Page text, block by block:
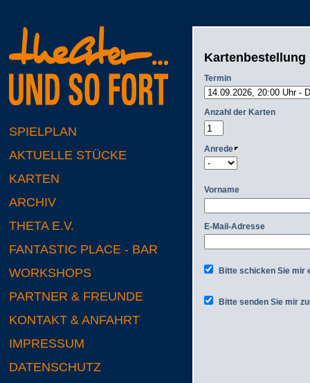
SPIELPLAN
AKTUELLE STÜCKE
KARTEN
ARCHIV
THETA E.V.
FANTASTIC PLACE - BAR
WORKSHOPS
PARTNER & FREUNDE
KONTAKT & ANFAHRT
IMPRESSUM
DATENSCHUTZ
Kartenbestellung
Termin
Anzahl der Karten
Anrede
Vorname
E-Mail-Adresse
Bitte schicken Sie mir
Bitte senden Sie mir